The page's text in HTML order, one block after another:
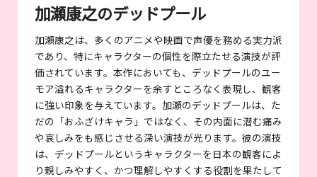
加瀬康之のデッドプール
加瀬康之は、多くのアニメや映画で声優を務める実力派
であり、特にキャラクターの個性を際立たせる演技が評
価されています。本作においても、デッドプールのユー
モア溢れるキャラクターを余すところなく表現し、観客
に強い印象を与えています。加瀬のデッドプールは、た
だの「おふざけキャラ」ではなく、その内面に潜む痛み
や哀しみをも感じさせる深い演技が光ります。彼の演技
は、デッドプールというキャラクターを日本の観客によ
り親しみやすく、かつ理解しやすくする役割を果たして